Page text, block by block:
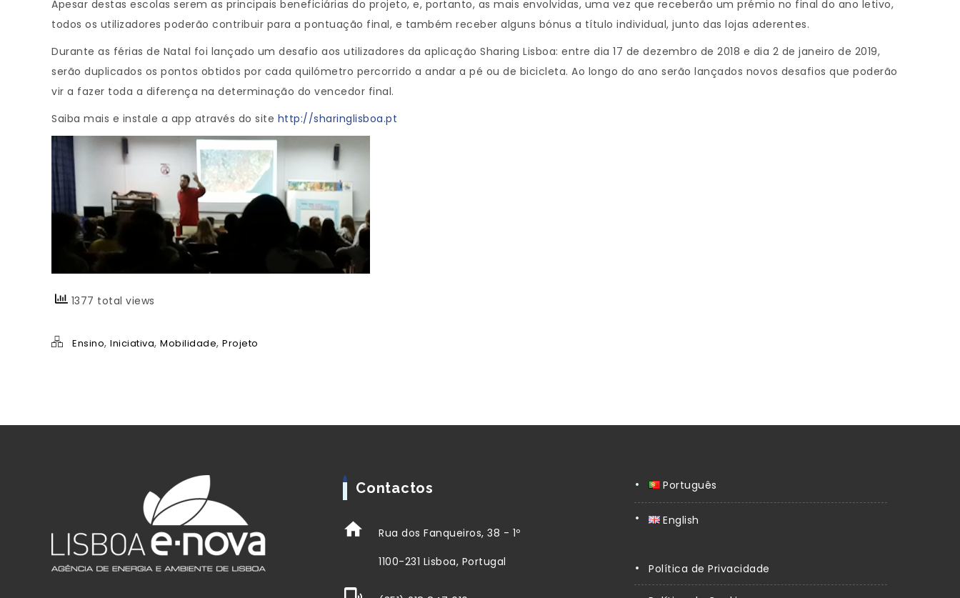
Apesar destas escolas serem as principais beneficiárias do projeto, e, portanto, as mais envolvidas, uma vez que receberão um prémio no final do ano letivo,
todos os utilizadores poderão contribuir para a pontuação final, e também receber alguns bónus a título individual, junto das lojas aderentes.
Durante as férias de Natal foi lançado um desafio aos utilizadores da aplicação Sharing Lisboa: entre dia 17 de dezembro de 2018 e dia 2 de janeiro de 2019,
serão duplicados os pontos obtidos por cada quilómetro percorrido a andar a pé ou de bicicleta. Ao longo do ano serão lançados novos desafios que poderão
vir a fazer toda a diferença na determinação do vencedor final.
Saiba mais e instale a app através do site http://sharinglisboa.pt
1377 total views
Ensino, Iniciativa, Mobilidade, Projeto
Contactos
Rua dos Fanqueiros, 38 - 1º
1100-231 Lisboa, Portugal
Português
English
Política de Privacidade